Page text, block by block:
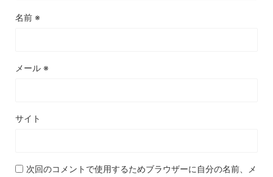
名前 ※
メール ※
サイト
次回のコメントで使用するためブラウザーに自分の名前、メ